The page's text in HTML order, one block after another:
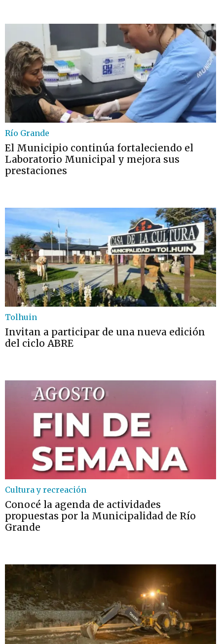
Río Grande
El Municipio continúa fortaleciendo el
Laboratorio Municipal y mejora sus
prestaciones
Tolhuin
Invitan a participar de una nueva edición
del ciclo ABRE
Cultura y recreación
Conocé la agenda de actividades
propuestas por la Municipalidad de Río
Grande